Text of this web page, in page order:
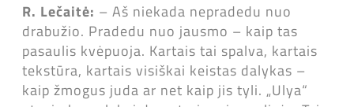
R. Lečaitė: – Aš niekada nepradedu nuo
drabužio. Pradedu nuo jausmo – kaip tas
pasaulis kvėpuoja. Kartais tai spalva, kartais
tekstūra, kartais visiškai keistas dalykas –
kaip žmogus juda ar net kaip jis tyli. „Ulya“